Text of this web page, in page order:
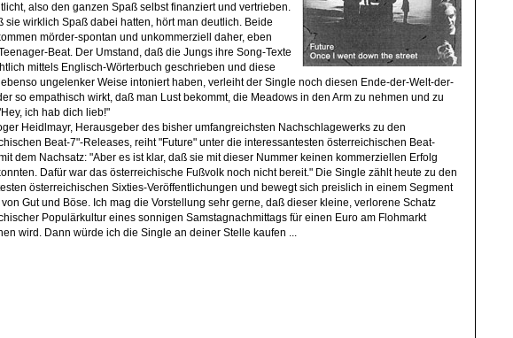
also den ganzen Spaß selbst finanziert und vertrieben.
sie wirklich Spaß dabei hatten, hört man deutlich. Beide
mörder-spontan und unkommerziell daher, eben
Beat. Der Umstand, daß die Jungs ihre Song-Texte
mittels Englisch-Wörterbuch geschrieben und diese
ungelenker Weise intoniert haben, verleiht der Single noch diesen Ende-der-Welt-der-
so empathisch wirkt, daß man Lust bekommt, die Meadows in den Arm zu nehmen und zu
ich hab dich lieb!"
Heidlmayr, Herausgeber des bisher umfangreichsten Nachschlagewerks zu den
Beat-7"-Releases, reiht "Future" unter die interessantesten österreichischen Beat-
dem Nachsatz: "Aber es ist klar, daß sie mit dieser Nummer keinen kommerziellen Erfolg
Dafür war das österreichische Fußvolk noch nicht bereit." Die Single zählt heute zu den
österreichischen Sixties-Veröffentlichungen und bewegt sich preislich in einem Segment
Gut und Böse. Ich mag die Vorstellung sehr gerne, daß dieser kleine, verlorene Schatz
Populärkultur eines sonnigen Samstagnachmittags für einen Euro am Flohmarkt
wird. Dann würde ich die Single an deiner Stelle kaufen ...